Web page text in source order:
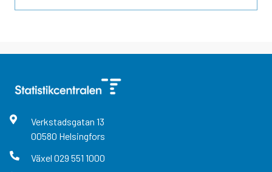
Verkstadsgatan 13
00580 Helsingfors
Växel 029 551 1000